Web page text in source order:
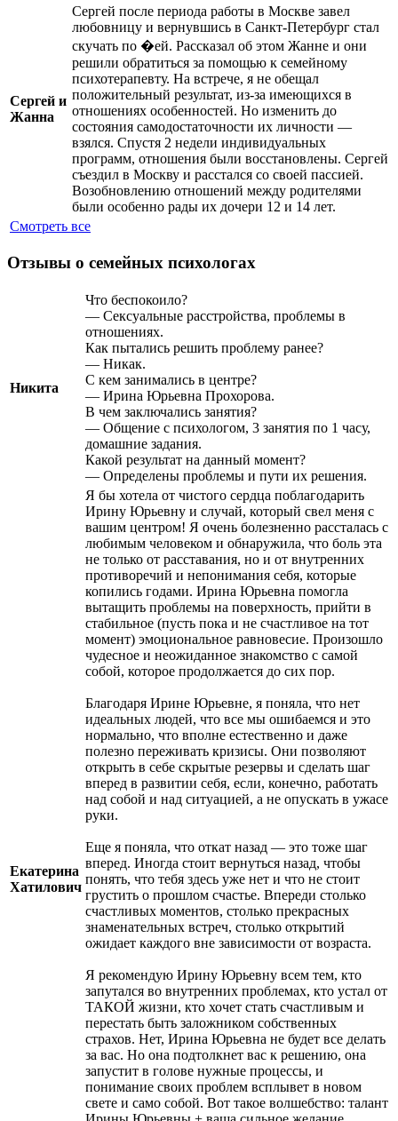
Сергей и
Жанна
Сергей после периода работы в Москве завел
любовницу и вернувшись в Санкт-Петербург стал
скучать по �ей. Рассказал об этом Жанне и они
решили обратиться за помощью к семейному
психотерапевту. На встрече, я не обещал
положительный результат, из-за имеющихся в
отношениях особенностей. Но изменить до
состояния самодостаточности их личности —
взялся. Спустя 2 недели индивидуальных
программ, отношения были восстановлены. Сергей
съездил в Москву и расстался со своей пассией.
Возобновлению отношений между родителями
были особенно рады их дочери 12 и 14 лет.
Смотреть все
Отзывы о семейных психологах
Никита
Что беспокоило?
— Сексуальные расстройства, проблемы в
отношениях.
Как пытались решить проблему ранее?
— Никак.
С кем занимались в центре?
— Ирина Юрьевна Прохорова.
В чем заключались занятия?
— Общение с психологом, 3 занятия по 1 часу,
домашние задания.
Какой результат на данный момент?
— Определены проблемы и пути их решения.
Екатерина
Хатилович
Я бы хотела от чистого сердца поблагодарить
Ирину Юрьевну и случай, который свел меня с
вашим центром! Я очень болезненно рассталась с
любимым человеком и обнаружила, что боль эта
не только от расставания, но и от внутренних
противоречий и непонимания себя, которые
копились годами. Ирина Юрьевна помогла
вытащить проблемы на поверхность, прийти в
стабильное (пусть пока и не счастливое на тот
момент) эмоциональное равновесие. Произошло
чудесное и неожиданное знакомство с самой
собой, которое продолжается до сих пор.
Благодаря Ирине Юрьевне, я поняла, что нет
идеальных людей, что все мы ошибаемся и это
нормально, что вполне естественно и даже
полезно переживать кризисы. Они позволяют
открыть в себе скрытые резервы и сделать шаг
вперед в развитии себя, если, конечно, работать
над собой и над ситуацией, а не опускать в ужасе
руки.
Еще я поняла, что откат назад — это тоже шаг
вперед. Иногда стоит вернуться назад, чтобы
понять, что тебя здесь уже нет и что не стоит
грустить о прошлом счастье. Впереди столько
счастливых моментов, столько прекрасных
знаменательных встреч, столько открытий
ожидает каждого вне зависимости от возраста.
Я рекомендую Ирину Юрьевну всем тем, кто
запутался во внутренних проблемах, кто устал от
ТАКОЙ жизни, кто хочет стать счастливым и
перестать быть заложником собственных
страхов. Нет, Ирина Юрьевна не будет все делать
за вас. Но она подтолкнет вас к решению, она
запустит в голове нужные процессы, и
понимание своих проблем всплывет в новом
свете и само собой. Вот такое волшебство: талант